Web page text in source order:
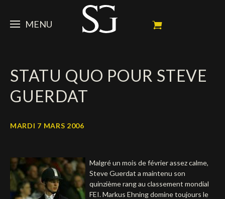
MENU
Portrait
Palmarès
Ambassadeur
ACTUALITÉ
News
Dossiers
Prochains concours
Résultats
Galeries photos
Vidéos
CHEVAUX
Mes chevaux de concours
Etalon reproducteur
SPONSORS
Sponsors officiels
Partenaires officiels
Autographes
Social Newsroom
SHOP
Français
STATU QUO POUR STEVE
GUERDAT
MARDI 7 MARS 2006
Malgré un mois de février assez calme,
Steve Guerdat a maintenu son
quinzième rang au classement mondial
FEI. Markus Ehning domine toujours le